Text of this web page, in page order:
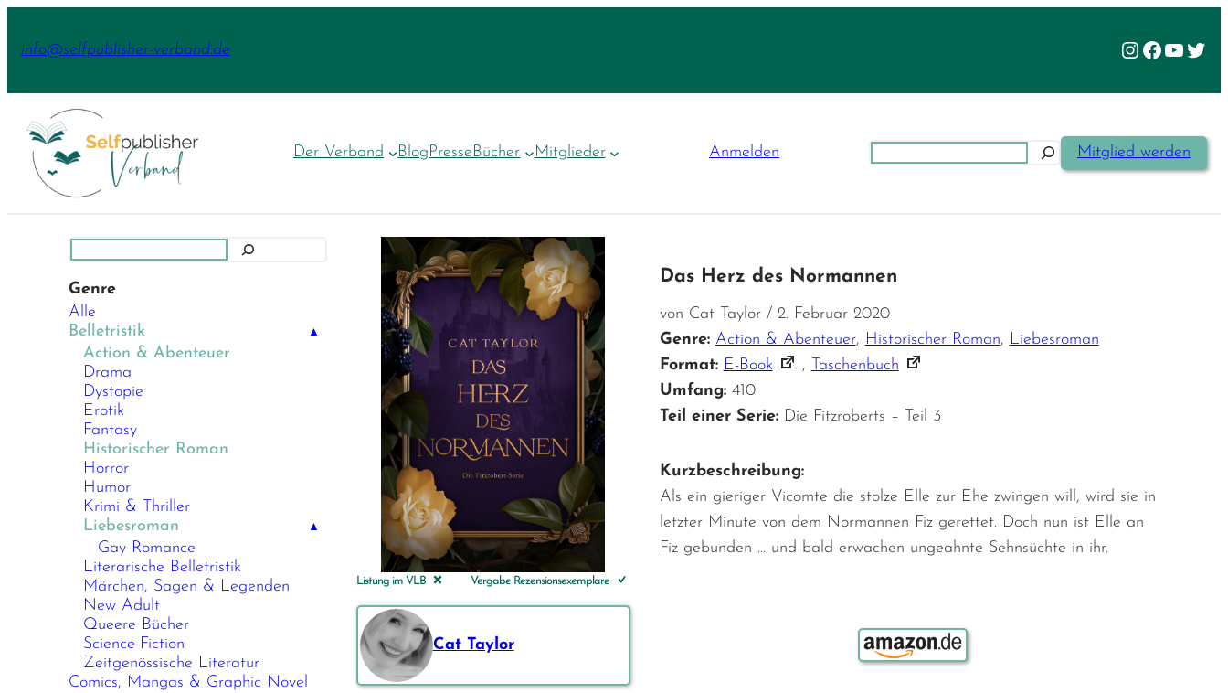
Inhalt
info@selfpublisher-verband.de Instagram
Facebook
Der Verband BlogPresseBücher Mitglieder Anmelden Mitglied werden
Genre
Alle
Belletristik
▲
Action & Abenteuer
Drama
Dystopie
Erotik
Fantasy
Historischer Roman
Horror
Humor
Krimi & Thriller
Liebesroman
▲
Gay Romance
Literarische Belletristik
Märchen, Sagen & Legenden
New Adult
Queere Bücher
Science-Fiction
Zeitgenössische Literatur
Comics, Mangas & Graphic Novel
Listung im VLB Vergabe Rezensionsexemplare
Das Herz des Normannen
von Cat Taylor / 2. Februar 2020
Genre: Action & Abenteuer, Historischer Roman, Liebesroman
Format: E-Book ,
Taschenbuch
Umfang: 410
Teil einer Serie: Die Fitzroberts – Teil 3
Kurzbeschreibung:
Als ein gieriger Vicomte die stolze Elle zur Ehe zwingen will, wird sie in
letzter Minute von dem Normannen Fiz gerettet. Doch nun ist Elle an
Fiz gebunden … und bald erwachen ungeahnte Sehnsüchte in ihr.
Cat Taylor Bestellen über: